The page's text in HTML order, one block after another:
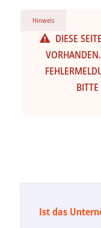
Hinweis
DIESE
Ist das